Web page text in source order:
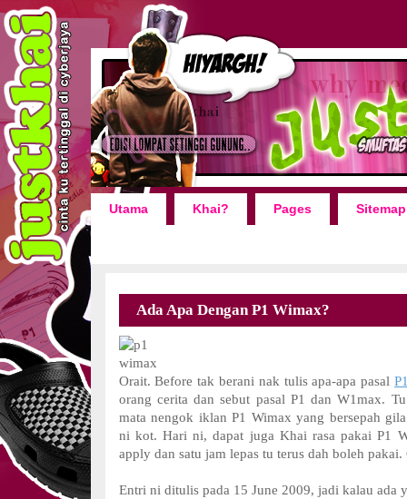
Utama Khai? Pages Sitemap
Ada Apa Dengan P1 Wimax?
Orait. Before tak berani nak tulis apa-apa pasal
orang cerita dan sebut pasal P1 dan W1max.
mata nengok iklan P1 Wimax yang bersepah
ni kot. Hari ni, dapat juga Khai rasa pakai P1
apply dan satu jam lepas tu terus dah boleh
Entri ni ditulis pada 15 June 2009, jadi kalau ada